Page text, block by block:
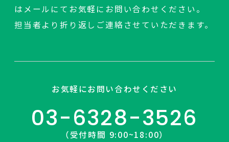
はメールにてお気軽にお問い合わせください。
担当者より折り返しご連絡させていただきます。
お気軽にお問い合わせください
03-6328-3526
（受付時間 9:00~18:00）